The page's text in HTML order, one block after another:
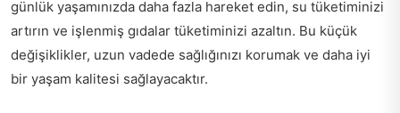
günlük yaşamınızda daha fazla hareket edin, su tüketiminizi
artırın ve işlenmiş gıdalar tüketiminizi azaltın. Bu küçük
değişiklikler, uzun vadede sağlığınızı korumak ve daha iyi
bir yaşam kalitesi sağlayacaktır.